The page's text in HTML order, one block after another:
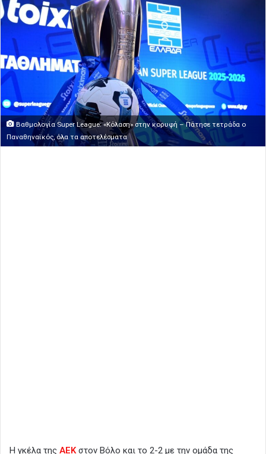
Βαθμολογία Super League: «Κόλαση» στην κορυφή – Πάτησε τετράδα ο
Παναθηναϊκός, όλα τα αποτελέσματα
Η γκέλα της ΑΕΚστον Βόλο και το 2-2 με την ομάδα της